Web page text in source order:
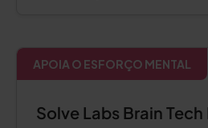
APOIA O ESFORÇO MENTAL
Solve Labs Brain